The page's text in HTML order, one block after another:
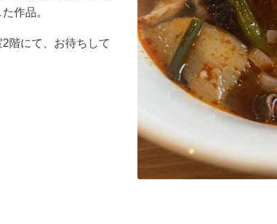
作品。
階にて、お待ちして